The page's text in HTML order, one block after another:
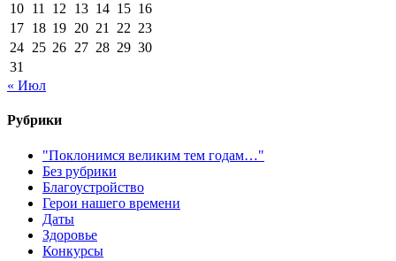
10 11 12 13 14 15 16
17 18 19 20 21 22 23
24 25 26 27 28 29 30
31
« Июл
Рубрики
"Поклонимся великим тем годам…"
Без рубрики
Благоустройство
Герои нашего времени
Даты
Здоровье
Конкурсы